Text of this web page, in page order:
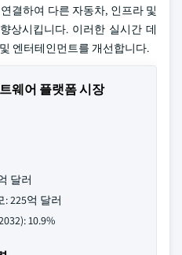
결하여 다른 자동차, 인프라 및
상시킵니다. 이러한 실시간 데
엔터테인먼트를 개선합니다.
웨어 플랫폼 시장
달러
: 225억 달러
10.9%